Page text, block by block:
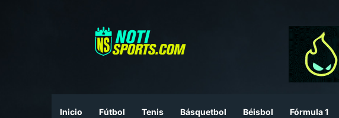
Inicio Fútbol Tenis Básquetbol Béisbol Fórmula 1